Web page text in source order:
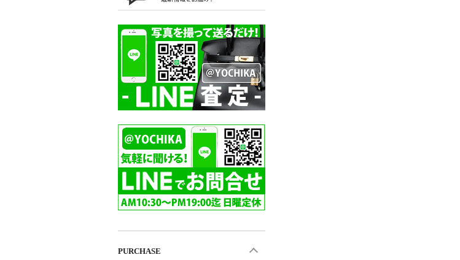
PURCHASE